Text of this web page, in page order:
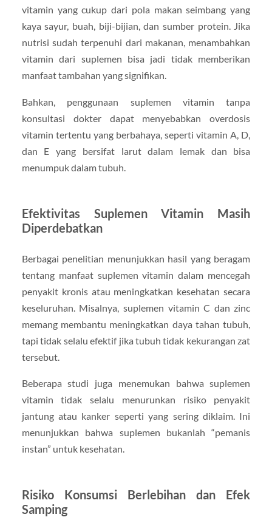
vitamin yang cukup dari pola makan seimbang yang
kaya sayur, buah, biji-bijian, dan sumber protein. Jika
nutrisi sudah terpenuhi dari makanan, menambahkan
vitamin dari suplemen bisa jadi tidak memberikan
manfaat tambahan yang signifikan.
Bahkan, penggunaan suplemen vitamin tanpa
konsultasi dokter dapat menyebabkan overdosis
vitamin tertentu yang berbahaya, seperti vitamin A, D,
dan E yang bersifat larut dalam lemak dan bisa
menumpuk dalam tubuh.
Efektivitas Suplemen Vitamin Masih
Diperdebatkan
Berbagai penelitian menunjukkan hasil yang beragam
tentang manfaat suplemen vitamin dalam mencegah
penyakit kronis atau meningkatkan kesehatan secara
keseluruhan. Misalnya, suplemen vitamin C dan zinc
memang membantu meningkatkan daya tahan tubuh,
tapi tidak selalu efektif jika tubuh tidak kekurangan zat
tersebut.
Beberapa studi juga menemukan bahwa suplemen
vitamin tidak selalu menurunkan risiko penyakit
jantung atau kanker seperti yang sering diklaim. Ini
menunjukkan bahwa suplemen bukanlah “pemanis
instan” untuk kesehatan.
Risiko Konsumsi Berlebihan dan Efek
Samping